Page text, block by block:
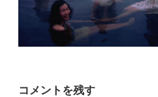
コメントを残す